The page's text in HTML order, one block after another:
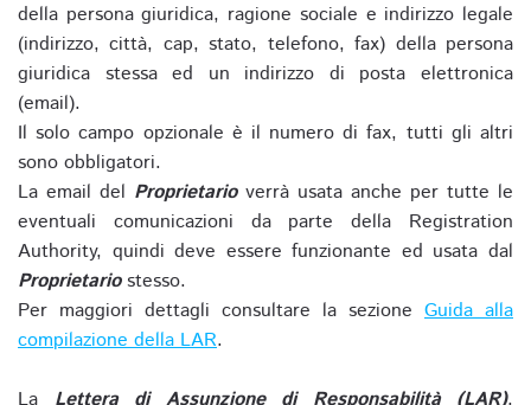
della persona giuridica, ragione sociale e indirizzo legale
(indirizzo, città, cap, stato, telefono, fax) della persona
giuridica stessa ed un indirizzo di posta elettronica
(email).
Il solo campo opzionale è il numero di fax, tutti gli altri
sono obbligatori.
La email del Proprietarioverrà usata anche per tutte le
eventuali comunicazioni da parte della Registration
Authority, quindi deve essere funzionante ed usata dal
Proprietariostesso.
Per maggiori dettagli consultare la sezione Guida alla
compilazione della LAR.